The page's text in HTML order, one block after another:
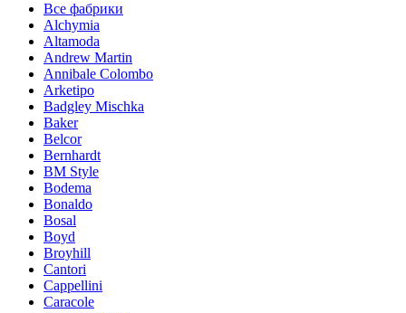
Все фабрики
Alchymia
Altamoda
Andrew Martin
Annibale Colombo
Arketipo
Badgley Mischka
Baker
Belcor
Bernhardt
BM Style
Bodema
Bonaldo
Bosal
Boyd
Broyhill
Cantori
Cappellini
Caracole